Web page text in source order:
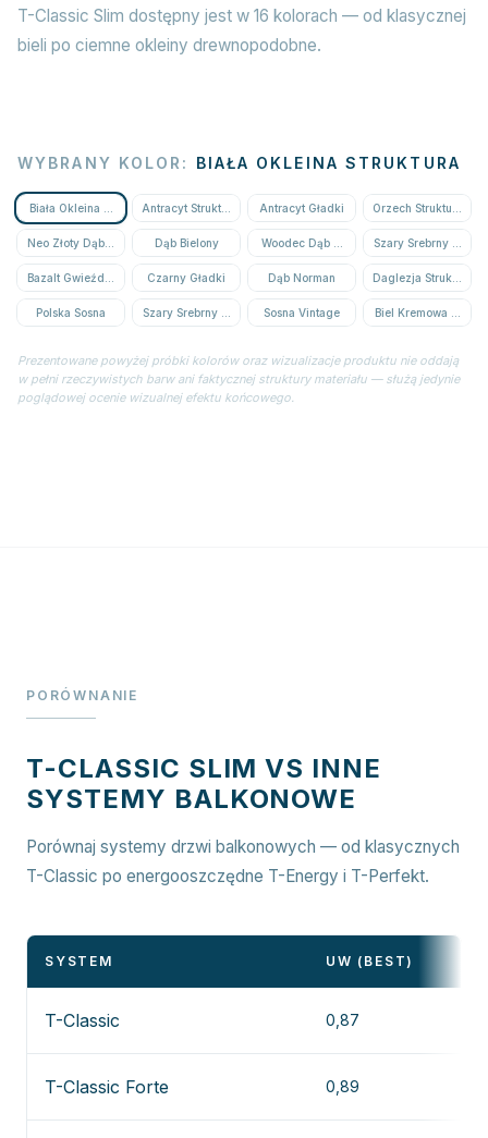
T-Classic Slim dostępny jest w 16 kolorach — od klasycznej
bieli po ciemne okleiny drewnopodobne.
WYBRANY KOLOR : BIAŁA OKLEINA STRUKTURA
Biała Okleina StrukturaAntracyt Struktura Antracyt Gładki Orzech Struktura
Neo Złoty Dąb Struktura Dąb Bielony Woodec Dąb MiodowySzary Srebrny
Bazalt Gwieździsty Czarny Gładki Dąb Norman Daglezja Struktura
Polska Sosna Szary Srebrny Gładki Sosna Vintage Biel Kremowa
Prezentowane powyżej próbki kolorów oraz wizualizacje produktu nie oddają
w pełni rzeczywistych barw ani faktycznej struktury materiału — służą jedynie
poglądowej ocenie wizualnej efektu końcowego.
PORÓWNANIE
T-CLASSIC SLIM VS INNE
SYSTEMY BALKONOWE
Porównaj systemy drzwi balkonowych — od klasycznych
T-Classic po energooszczędne T-Energy i T-Perfekt.
SYSTEM UW (BEST)
T-Classic 0,87
T-Classic Forte 0,89